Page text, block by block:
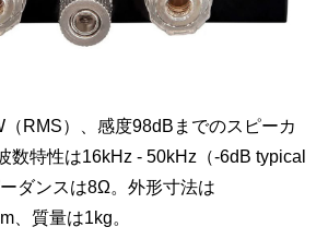
RMS）、感度98dBまでのスピーカ
数特性は16kHz - 50kHz（-6dB typical
ダンスは8Ω。外形寸法は
、質量は1kg。